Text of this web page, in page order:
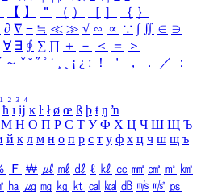
【 】 ＂ （ ） ［ ］ ｛ ｝
∂ ∇ ≡ ≒ ≪ ≫ √ ∽ ∝ ∵ ∫ ∬ ∈ ∋
∀ ∃ ∮ ∑ ∏ ＋ － ＜ ＝
＞
～ ˇ ˘ ˝ ˚ ˙ ¸ ¡ ¿ ː ！ ＇ ， ． ／
：
₁ ₂ ₃ ₄
ħ ı ĳ ĸ ŀ ł ø œ ß þ ŧ ŋ ŉ
М Н О П Р С Т У Ф Х Ц Ч Ш Щ Ъ
й к л м н о п р с т у ф х ц ч ш щ ъ
Ｆ ￦ ㎕ ㎖ ㎗ ℓ ㎘ ㏄ ㎣ ㎤ ㎥ ㎦
㏊ ㎍ ㎎ ㎏ ㏏ ㎈ ㎉ ㏈ ㎧ ㎨ ㎰